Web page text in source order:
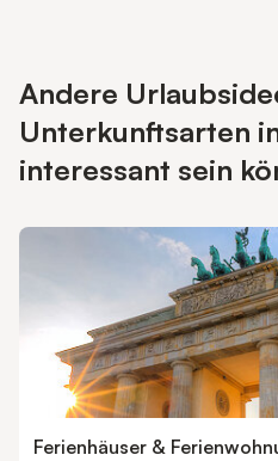
Andere
Unterkunftsarten
interessant sein
Ferienhäuser &